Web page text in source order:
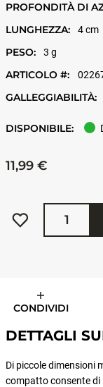
PROFONDITÀ DI
LUNGHEZZA: 4 cm
PESO: 3 g
ARTICOLO #:
GALLEGGIABILITÀ:
DISPONIBILE:
11,99 €
Quantità
CONDIVIDI
DETTAGLI
Di piccole dimensioni
compatto consente